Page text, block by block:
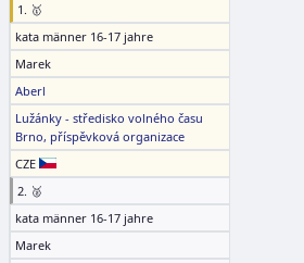
1. 🥇
kata männer 16-17 jahre
Marek
Aberl
Lužánky - středisko volného času
Brno, příspěvková organizace
CZE
2. 🥈
kata männer 16-17 jahre
Marek